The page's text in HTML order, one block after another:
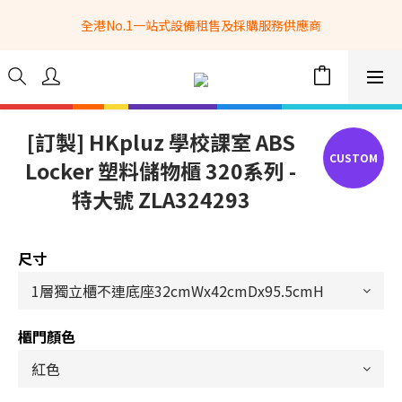
全港No.1一站式設備租售及採購服務供應商
全港No.1一站式設備租售及採購服務供應商
選購現貨產品全單滿$3500自家專送免運費 (只限網站落單, 不適用
於急單, 訂制產品, 屏風, 籠車, 舞台等)
info@hkbasket.com
全港No.1一站式設備租售及採購服務供應商
[訂製] HKpluz 學校課室 ABS
Locker 塑料儲物櫃 320系列 -
特大號 ZLA324293
尺寸
櫃門顏色